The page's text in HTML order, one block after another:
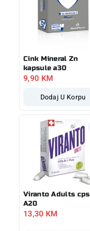
Cink Mineral Zn
kapsule a30
9,90 KM
Dodaj U Korpu
Viranto Adults cps
A20
13,30 KM